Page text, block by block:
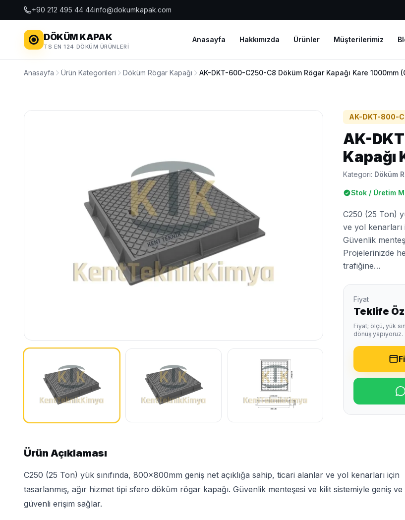
+90 212 495 44 44info@dokumkapak.com
DÖKÜM KAPAK
TS EN 124 DÖKÜM ÜRÜNLERI
Anasayfa Hakkımızda Ürünler Müşterilerimiz
Anasayfa Ürün Kategorileri Döküm Rögar Kapağı AK-DKT-600-C250-C8 Döküm Rögar Kapağı Kare 1000mm
AK-DKT-800-
AK-
Kapağı
Kategori: Döküm
Stok / Üretim
C250 (25 Ton)
ve yol kenarları
Güvenlik
Projelerinizde
trafiğine…
Fiyat
Teklife
Fiyat; ölçü, yük
dönüş yapıyoruz.
Ürün Açıklaması
C250 (25 Ton) yük sınıfında, 800x800mm geniş net açıklığa sahip, ticari alanlar ve yol kenarları için
tasarlanmış, ağır hizmet tipi sfero döküm rögar kapağı. Güvenlik menteşesi ve kilit sistemiyle geniş ve
güvenli erişim sağlar.